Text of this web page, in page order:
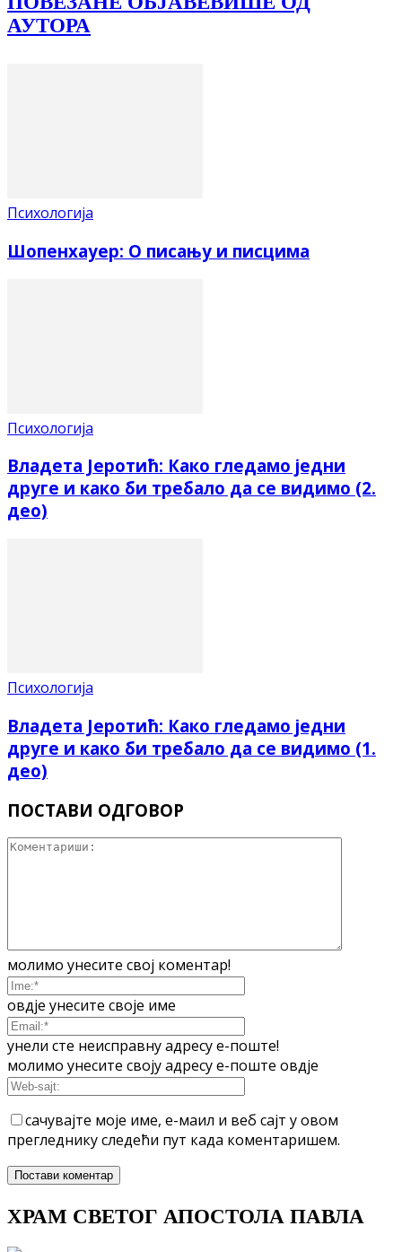
АУТОРА
Психологија
Шопенхауер: О писању и писцима
Психологија
Владета Јеротић: Како гледамо једни
друге и како би требало да се видимо (2.
део)
Психологија
Владета Јеротић: Како гледамо једни
друге и како би требало да се видимо (1.
део)
ПОСТАВИ ОДГОВОР
молимо унесите свој коментар!
овдје унесите своје име
унели сте неисправну адресу е-поште!
молимо унесите своју адресу е-поште овдје
сачувајте моје име, е-маил и веб сајт у овом
прегледнику следећи пут када коментаришем.
ХРАМ СВЕТОГ АПОСТОЛА ПАВЛА